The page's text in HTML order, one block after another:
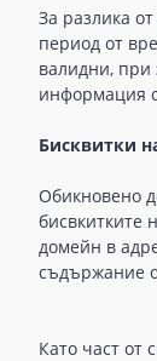
За разлика
период от
валидни, при
информация
Бисквитки
Обикновено
бисвкитките
домейн в
съдържание
Като част от